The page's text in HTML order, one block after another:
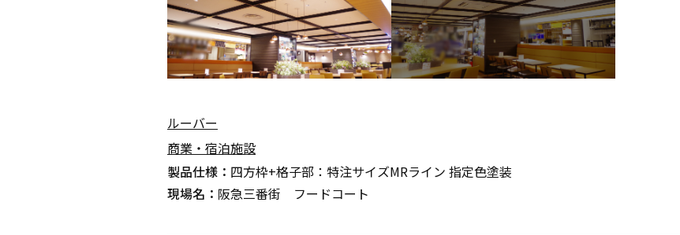
ルーバー
商業・宿泊施設
製品仕様： 四方枠+格子部：特注サイズMRライン 指定色塗装
現場名： 阪急三番街 フードコート